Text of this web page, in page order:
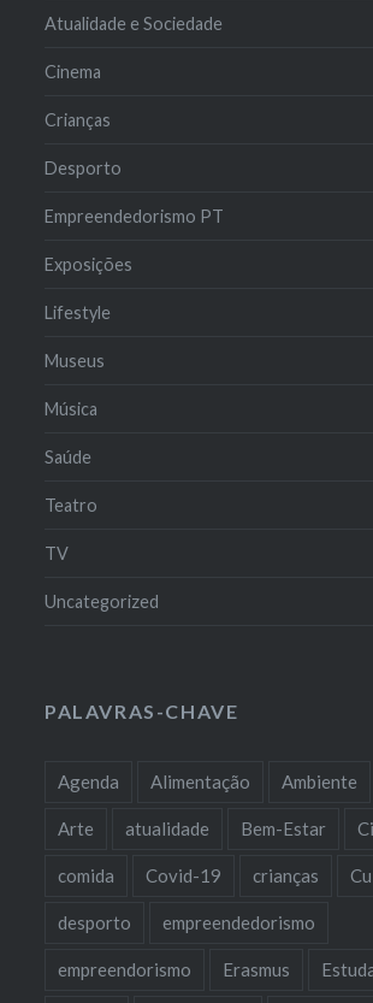
Atualidade e Sociedade
Cinema
Crianças
Desporto
Empreendedorismo PT
Exposições
Lifestyle
Museus
Música
Saúde
Teatro
TV
Uncategorized
PALAVRAS-CHAVE
Agenda Alimentação Ambiente
Arte atualidade Bem-Estar
comida Covid-19 crianças
desporto empreendedorismo
empreendorismo Erasmus